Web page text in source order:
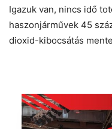
Igazuk van, nincs idő
haszonjárművek 45
dioxid-kibocsátás